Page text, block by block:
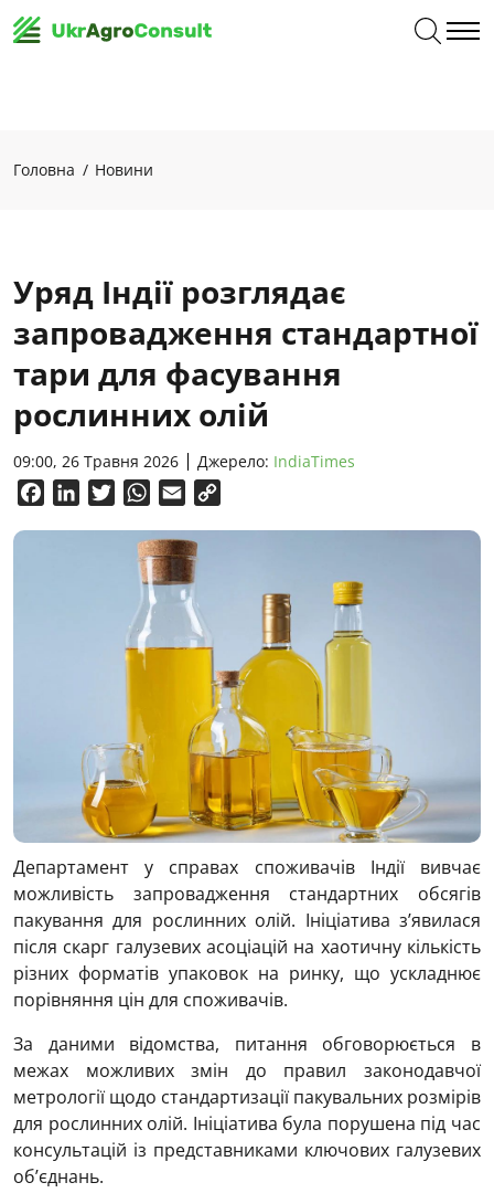
Головна Новини
Уряд Індії розглядає
запровадження стандартної
тари для фасування
рослинних олій
09:00, 26 Травня 2026 Джерело: IndiaTimes
FacebookLinkedInTwitterWhatsApp
Email
Департамент у справах споживачів Індії вивчає
можливість запровадження стандартних обсягів
пакування для рослинних олій. Ініціатива з’явилася
після скарг галузевих асоціацій на хаотичну кількість
різних форматів упаковок на ринку, що ускладнює
порівняння цін для споживачів.
За даними відомства, питання обговорюється в
межах можливих змін до правил законодавчої
метрології щодо стандартизації пакувальних розмірів
для рослинних олій. Ініціатива була порушена під час
консультацій із представниками ключових галузевих
об’єднань.